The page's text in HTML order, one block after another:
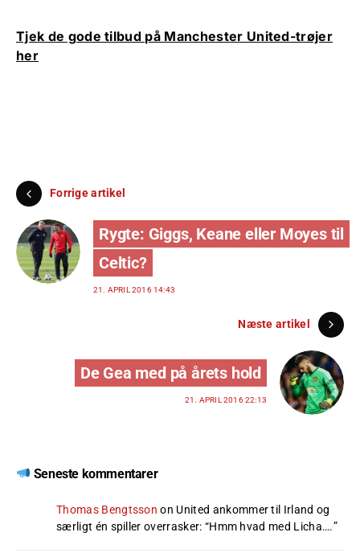
Tjek de gode tilbud på Manchester United-trøjer
her
Forrige artikel
Rygte: Giggs, Keane eller Moyes til
Celtic?
21. APRIL 2016 14:43
Næste artikel
De Gea med på årets hold
21. APRIL 2016 22:13
Seneste kommentarer
Thomas Bengtsson on United ankommer til Irland og
særligt én spiller overrasker: “Hmm hvad med Licha….”